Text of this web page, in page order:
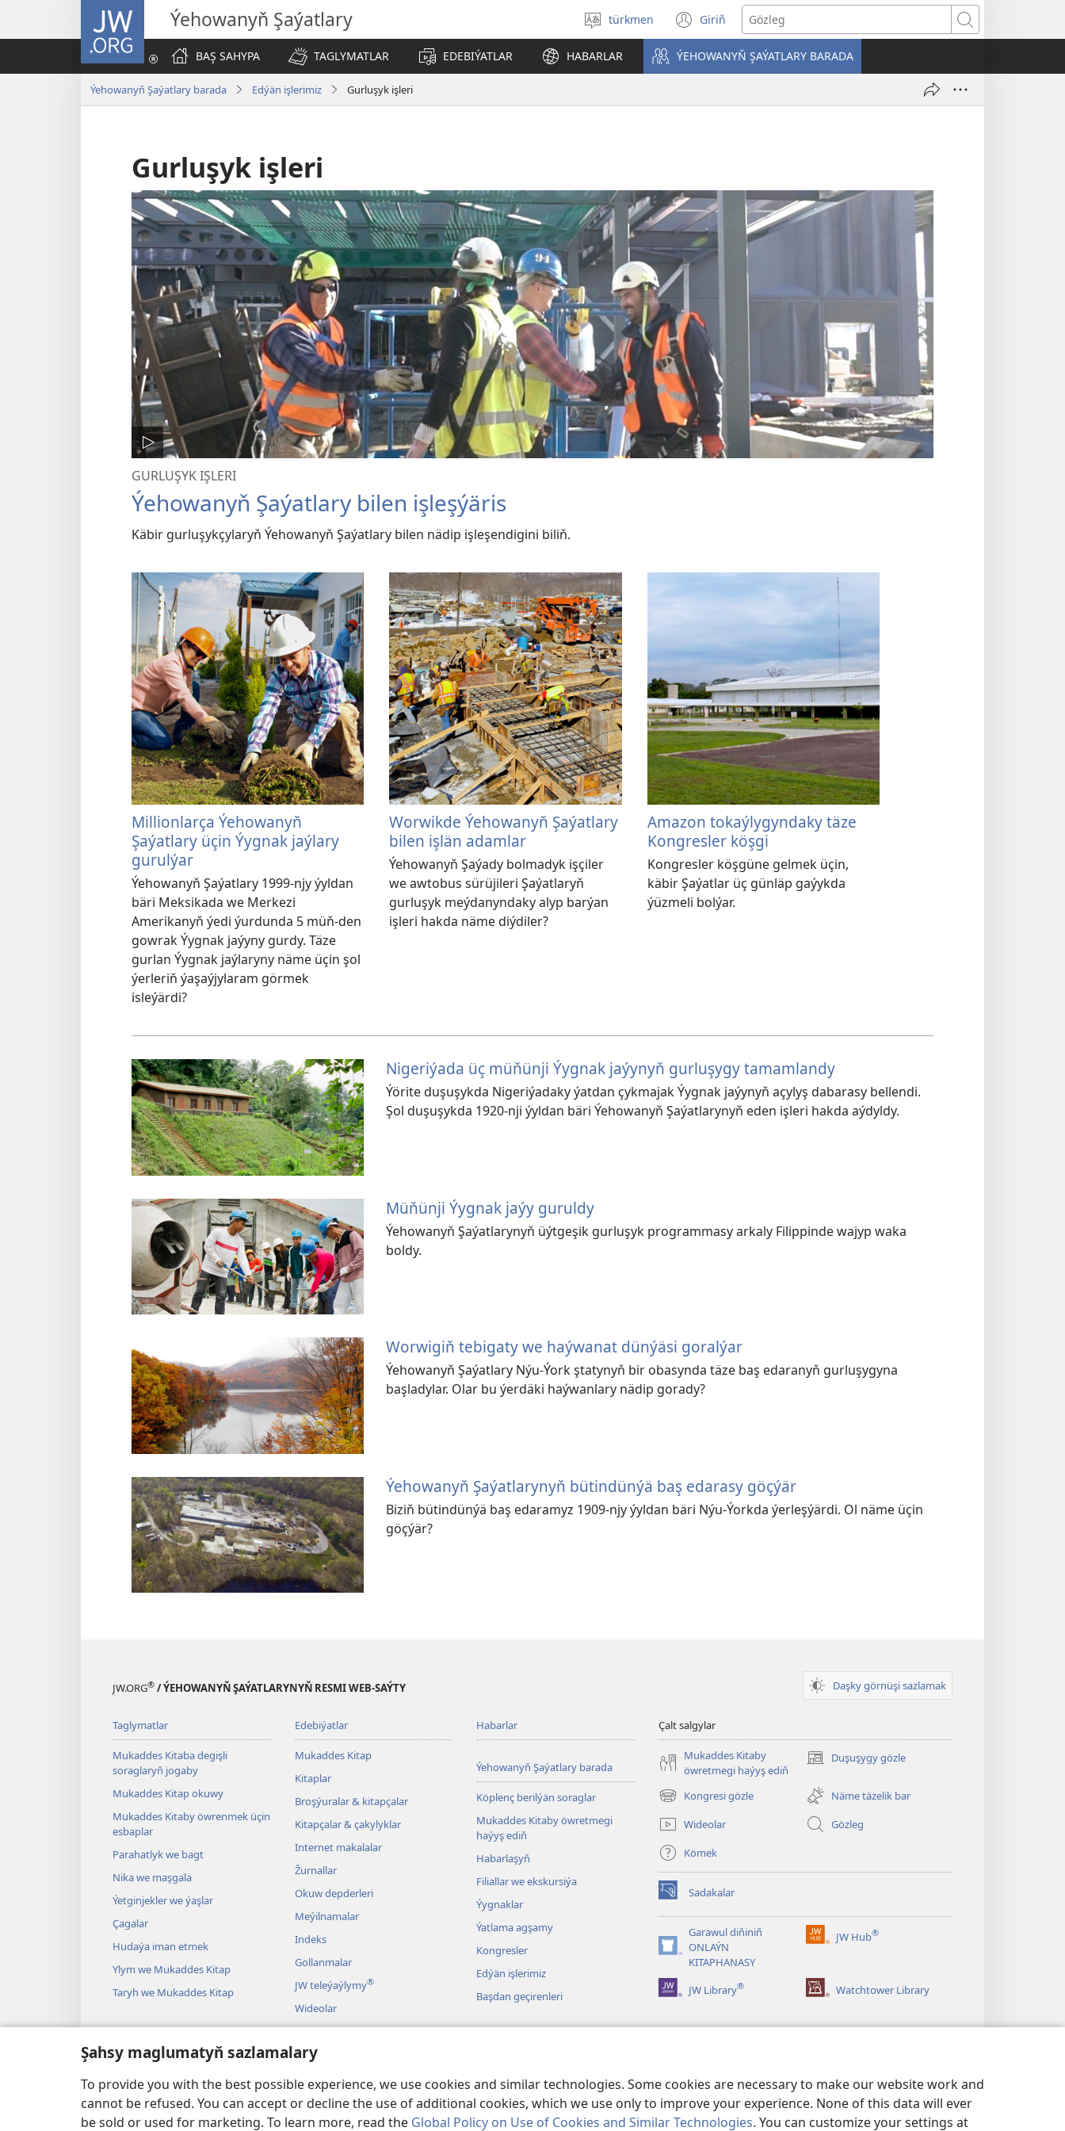
Şahsy maglumatyň sazlamalary
To provide you with the best possible experience, we use cookies and similar technologies. Some cookies are necessary to make our website work and
cannot be refused. You can accept or decline the use of additional cookies, which we use only to improve your experience. None of this data will ever
be sold or used for marketing. To learn more, read the Global Policy on Use of Cookies and Similar Technologies. You can customize your settings at
JW.ORG Ýehowanyň Şaýatlary
Dili
saýlaň
türkmen Giriň
(täze
sahypada
açylýar)
Gözleg
BAŞ SAHYPA
TAGLYMATLAR EDEBIÝATLAR HABARLAR ÝEHOWANYŇ ŞAÝATLARY BARADA
Ýehowanyň Şaýatlary barada Edýän işlerimiz Gurluşyk işleri
Gurluşyk işleri
GURLUŞYK IŞLERI
Ýehowanyň Şaýatlary bilen işleşýäris
Käbir gurluşykçylaryň Ýehowanyň Şaýatlary bilen nädip işleşendigini biliň.
Millionlarça Ýehowanyň
Şaýatlary üçin Ýygnak jaýlary
gurulýar
Ýehowanyň Şaýatlary 1999-njy ýyldan
bäri Meksikada we Merkezi
Amerikanyň ýedi ýurdunda 5 müň-den
gowrak Ýygnak jaýyny gurdy. Täze
gurlan Ýygnak jaýlaryny näme üçin şol
ýerleriň ýaşaýjylaram görmek
isleýärdi?
Worwikde Ýehowanyň Şaýatlary
bilen işlän adamlar
Ýehowanyň Şaýady bolmadyk işçiler
we awtobus sürüjileri Şaýatlaryň
gurluşyk meýdanyndaky alyp barýan
işleri hakda näme diýdiler?
Amazon tokaýlygyndaky täze
Kongresler köşgi
Kongresler köşgüne gelmek üçin,
käbir Şaýatlar üç günläp gaýykda
ýüzmeli bolýar.
Nigeriýada üç müňünji Ýygnak jaýynyň gurluşygy tamamlandy
Ýörite duşuşykda Nigeriýadaky ýatdan çykmajak Ýygnak jaýynyň açylyş dabarasy bellendi.
Şol duşuşykda 1920-nji ýyldan bäri Ýehowanyň Şaýatlarynyň eden işleri hakda aýdyldy.
Müňünji Ýygnak jaýy guruldy
Ýehowanyň Şaýatlarynyň üýtgeşik gurluşyk programmasy arkaly Filippinde wajyp waka
boldy.
Worwigiň tebigaty we haýwanat dünýäsi goralýar
Ýehowanyň Şaýatlary Nýu-Ýork ştatynyň bir obasynda täze baş edaranyň gurluşygyna
başladylar. Olar bu ýerdäki haýwanlary nädip gorady?
Ýehowanyň Şaýatlarynyň bütindünýä baş edarasy göçýär
Biziň bütindünýä baş edaramyz 1909-njy ýyldan bäri Nýu-Ýorkda ýerleşýärdi. Ol näme üçin
göçýär?
JW.ORG® / ÝEHOWANYŇ ŞAÝATLARYNYŇ RESMI WEB-SAÝTY Daşky görnüşi sazlamak
Taglymatlar
Mukaddes Kitaba degişli
soraglaryň jogaby
Mukaddes Kitap okuwy
Mukaddes Kitaby öwrenmek üçin
esbaplar
Parahatlyk we bagt
Nika we maşgala
Ýetginjekler we ýaşlar
Çagalar
Hudaýa iman etmek
Ylym we Mukaddes Kitap
Taryh we Mukaddes Kitap
Edebiýatlar
Mukaddes Kitap
Kitaplar
Broşýuralar & kitapçalar
Kitapçalar & çakylyklar
Internet makalalar
Žurnallar
Okuw depderleri
Meýilnamalar
Indeks
Gollanmalar
JW teleýaýlymy®
Wideolar
Aýdym-sazlar
Dramalar
Mukaddes Kitabyň çeper okalyşy
Habarlar
Ýehowanyň Şaýatlary barada
Köplenç berilýän soraglar
Mukaddes Kitaby öwretmegi
haýyş ediň
Habarlaşyň
Filiallar we ekskursiýa
Ýygnaklar
Ýatlama agşamy
Kongresler
Edýän işlerimiz
Başdan geçirenleri
Çalt salgylar
Mukaddes Kitaby
öwretmegi haýyş ediň
Duşuşygy gözle
(täze
açylýar)
Kongresi gözle
(täze
sahypada
açylýar)
Näme täzelik bar
Wideolar
Gözleg
Kömek
Sadakalar
(täze
sahypada
açylýar)Garawul diňiniň
ONLAÝN
KITAPHANASY
(täze
sahypada
açylýar)
JW Hub®
(täze
JW Library® Watchtower Library